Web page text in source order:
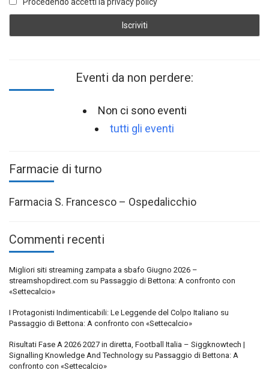
Eventi da non perdere:
Non ci sono eventi
tutti gli eventi
Farmacie di turno
Farmacia S. Francesco – Ospedalicchio
Commenti recenti
Migliori siti streaming zampata a sbafo Giugno 2026 –
streamshopdirect.com su Passaggio di Bettona: A confronto con
«Settecalcio»
I Protagonisti Indimenticabili: Le Leggende del Colpo Italiano su
Passaggio di Bettona: A confronto con «Settecalcio»
Risultati Fase A 2026 2027 in diretta, Football Italia – Siggknowtech |
Signalling Knowledge And Technology su Passaggio di Bettona: A
confronto con «Settecalcio»